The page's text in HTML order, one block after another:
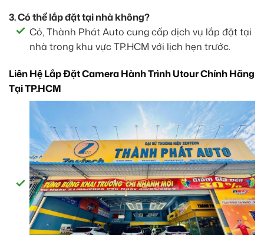
3. Có thể lắp đặt tại nhà không?
Có, Thành Phát Auto cung cấp dịch vụ lắp đặt tại
nhà trong khu vực TP.HCM với lịch hẹn trước.
Liên Hệ Lắp Đặt Camera Hành Trình Utour Chính Hãng
Tại TP.HCM